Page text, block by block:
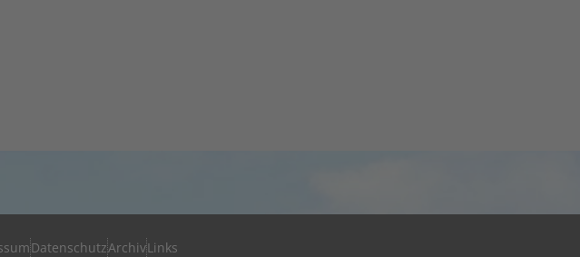
DatenschutzArchivLinks